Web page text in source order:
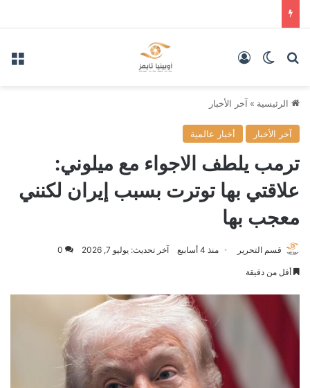
بحث عنالوضع المظلم
الرئيسية » آخر الأخبار
آخر الأخبار أخبار عالمية
ترمب يلطف الاجواء مع ميلوني:
علاقتي بها توترت بسبب إيران لكنني
معجب بها
قسم التحرير منذ 4 أسابيع آخر تحديث: يوليو 7, 2026 0
أقل من دقيقة